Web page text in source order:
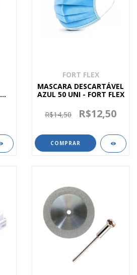
FORT FLEX
MASCARA DESCARTÁVEL
AZUL 50 UNI - FORT FLEX
R$14,50 R$12,50